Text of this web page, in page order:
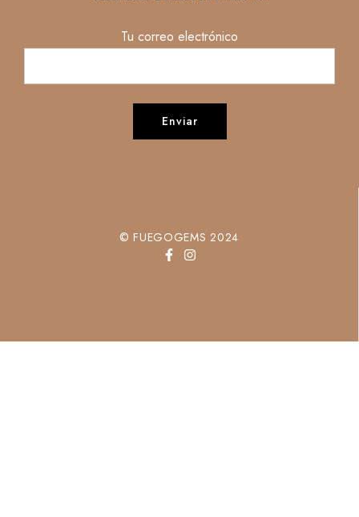
Tu correo electrónico
© FUEGOGEMS 2024